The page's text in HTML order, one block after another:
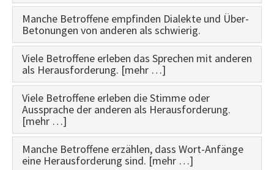
Manche Betroffene empfinden Dialekte und Über-
Betonungen von anderen als schwierig.
Viele Betroffene erleben das Sprechen mit anderen
als Herausforderung. [mehr …]
Viele Betroffene erleben die Stimme oder
Aussprache der anderen als Herausforderung.
[mehr …]
Manche Betroffene erzählen, dass Wort-Anfänge
eine Herausforderung sind. [mehr …]